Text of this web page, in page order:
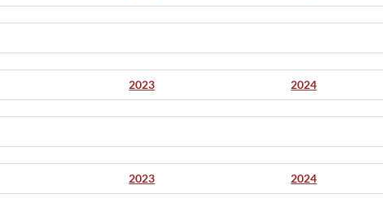
2023 2024
2023 2024